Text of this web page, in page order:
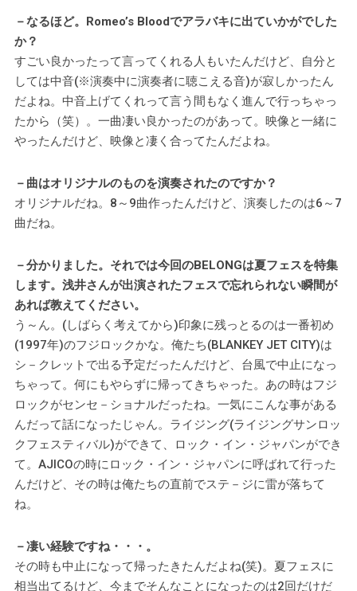
－なるほど。Romeo’s Bloodでアラバキに出ていかがでした
か？
すごい良かったって言ってくれる人もいたんだけど、自分と
しては中音(※演奏中に演奏者に聴こえる音)が寂しかったん
だよね。中音上げてくれって言う間もなく進んで行っちゃっ
たから（笑）。一曲凄い良かったのがあって。映像と一緒に
やったんだけど、映像と凄く合ってたんだよね。
－曲はオリジナルのものを演奏されたのですか？
オリジナルだね。8～9曲作ったんだけど、演奏したのは6～7
曲だね。
－分かりました。それでは今回のBELONGは夏フェスを特集
します。浅井さんが出演されたフェスで忘れられない瞬間が
あれば教えてください。
う～ん。(しばらく考えてから)印象に残っとるのは一番初め
(1997年)のフジロックかな。俺たち(BLANKEY JET CITY)は
シ－クレットで出る予定だったんだけど、台風で中止になっ
ちゃって。何にもやらずに帰ってきちゃった。あの時はフジ
ロックがセンセ－ショナルだったね。一気にこんな事がある
んだって話になったじゃん。ライジング(ライジングサンロッ
クフェスティバル)ができて、ロック・イン・ジャパンができ
て。AJICOの時にロック・イン・ジャパンに呼ばれて行った
んだけど、その時は俺たちの直前でステ－ジに雷が落ちて
ね。
－凄い経験ですね・・・。
その時も中止になって帰ったきたんだよね(笑)。夏フェスに
相当出てるけど、今までそんなことになったのは2回だけだ